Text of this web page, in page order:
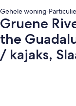
Gehele woning·
Gruene
the
/ kajaks,